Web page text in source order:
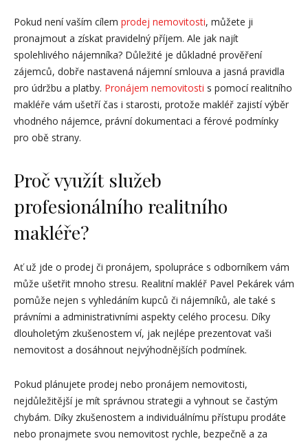
Pokud není vaším cílem prodej nemovitosti, můžete ji
pronajmout a získat pravidelný příjem. Ale jak najít
spolehlivého nájemníka? Důležité je důkladné prověření
zájemců, dobře nastavená nájemní smlouva a jasná pravidla
pro údržbu a platby. Pronájem nemovitosti s pomocí realitního
makléře vám ušetří čas i starosti, protože makléř zajistí výběr
vhodného nájemce, právní dokumentaci a férové podmínky
pro obě strany.
Proč využít služeb
profesionálního realitního
makléře?
Ať už jde o prodej či pronájem, spolupráce s odborníkem vám
může ušetřit mnoho stresu. Realitní makléř Pavel Pekárek vám
pomůže nejen s vyhledáním kupců či nájemníků, ale také s
právními a administrativními aspekty celého procesu. Díky
dlouholetým zkušenostem ví, jak nejlépe prezentovat vaši
nemovitost a dosáhnout nejvýhodnějších podmínek.
Pokud plánujete prodej nebo pronájem nemovitosti,
nejdůležitější je mít správnou strategii a vyhnout se častým
chybám. Díky zkušenostem a individuálnímu přístupu prodáte
nebo pronajmete svou nemovitost rychle, bezpečně a za